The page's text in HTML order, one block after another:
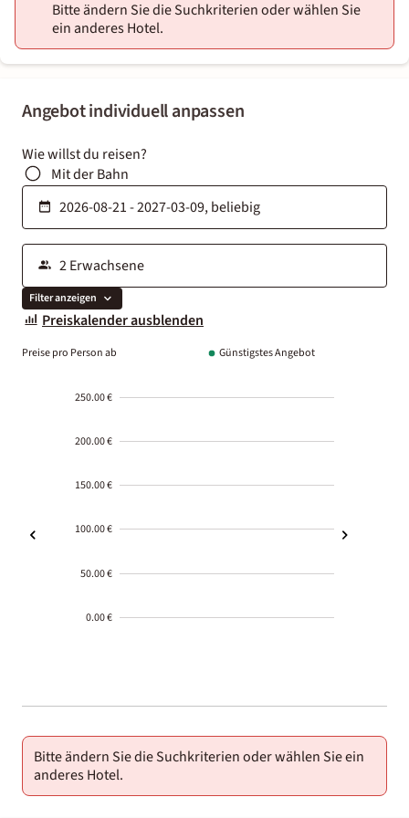
Angebot individuell anpassen
Wie willst du reisen?
Mit der Bahn
Filter anzeigen
Preiskalender ausblenden
Preise pro Person ab Günstigstes Angebot
250.00 €
200.00 €
150.00 €
100.00 €
50.00 €
0.00 €
01-02
Bitte ändern Sie die Suchkriterien oder wählen Sie ein
anderes Hotel.
Bitte ändern Sie die Suchkriterien oder wählen Sie
ein anderes Hotel.